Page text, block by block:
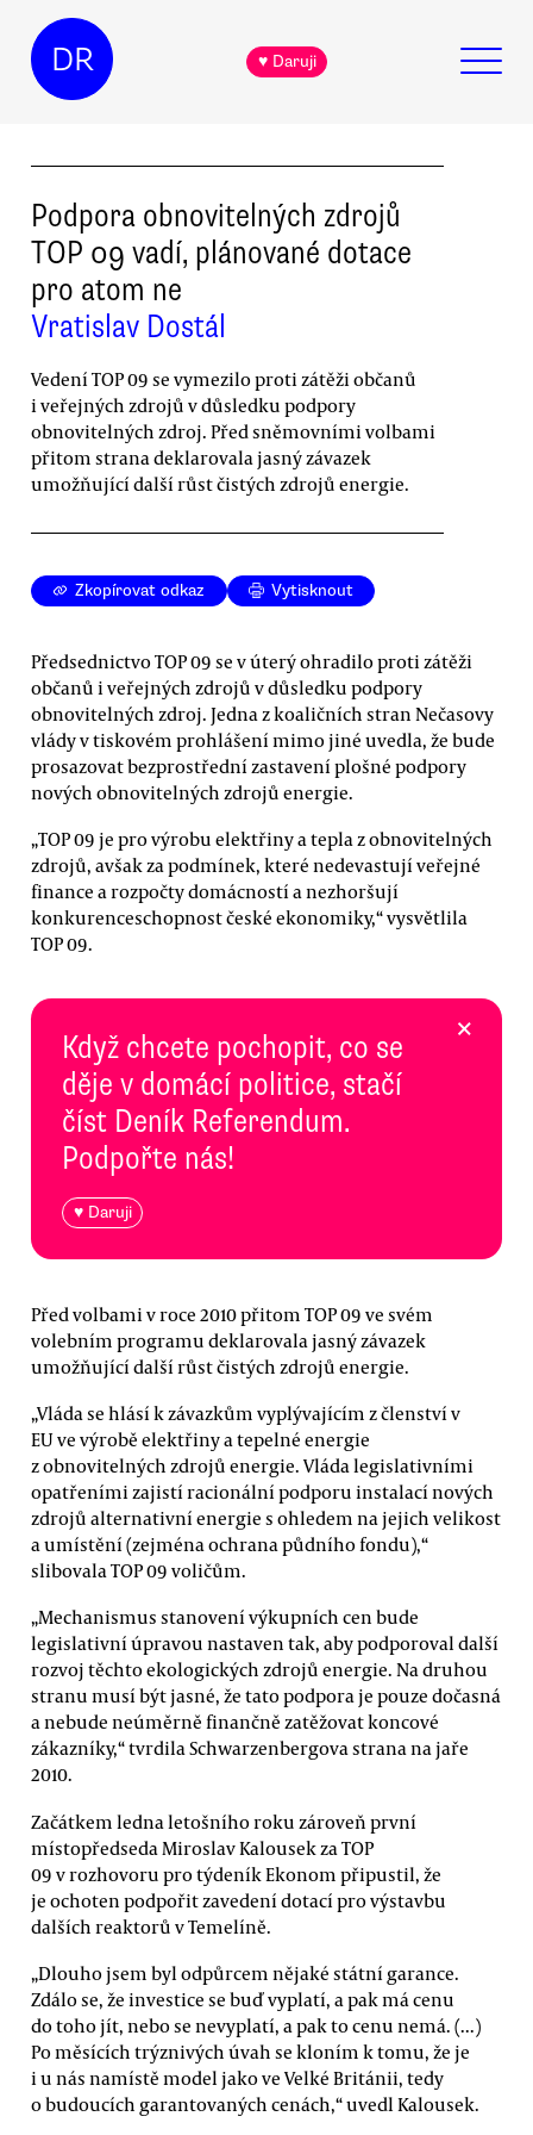
DR ♥ Daruji
Podpora obnovitelných zdrojů
TOP 09 vadí, plánované dotace
pro atom ne
Vratislav Dostál
Vedení TOP 09 se vymezilo proti zátěži občanů
i veřejných zdrojů v důsledku podpory
obnovitelných zdroj. Před sněmovními volbami
přitom strana deklarovala jasný závazek
umožňující další růst čistých zdrojů energie.
Zkopírovat odkaz Vytisknout
Předsednictvo TOP 09 se v úterý ohradilo proti zátěži
občanů i veřejných zdrojů v důsledku podpory
obnovitelných zdroj. Jedna z koaličních stran Nečasovy
vlády v tiskovém prohlášení mimo jiné uvedla, že bude
prosazovat bezprostřední zastavení plošné podpory
nových obnovitelných zdrojů energie.
„TOP 09 je pro výrobu elektřiny a tepla z obnovitelných
zdrojů, avšak za podmínek, které nedevastují veřejné
finance a rozpočty domácností a nezhoršují
konkurenceschopnost české ekonomiky,“ vysvětlila
TOP 09.
Když chcete pochopit, co se
děje v domácí politice, stačí
číst Deník Referendum.
Podpořte nás!
♥ Daruji
×
Před volbami v roce 2010 přitom TOP 09 ve svém
volebním programu deklarovala jasný závazek
umožňující další růst čistých zdrojů energie.
„Vláda se hlásí k závazkům vyplývajícím z členství v
EU ve výrobě elektřiny a tepelné energie
z obnovitelných zdrojů energie. Vláda legislativními
opatřeními zajistí racionální podporu instalací nových
zdrojů alternativní energie s ohledem na jejich velikost
a umístění (zejména ochrana půdního fondu),“
slibovala TOP 09 voličům.
„Mechanismus stanovení výkupních cen bude
legislativní úpravou nastaven tak, aby podporoval další
rozvoj těchto ekologických zdrojů energie. Na druhou
stranu musí být jasné, že tato podpora je pouze dočasná
a nebude neúměrně finančně zatěžovat koncové
zákazníky,“ tvrdila Schwarzenbergova strana na jaře
2010.
Začátkem ledna letošního roku zároveň první
místopředseda Miroslav Kalousek za TOP
09 v rozhovoru pro týdeník Ekonom připustil, že
je ochoten podpořit zavedení dotací pro výstavbu
dalších reaktorů v Temelíně.
„Dlouho jsem byl odpůrcem nějaké státní garance.
Zdálo se, že investice se buď vyplatí, a pak má cenu
do toho jít, nebo se nevyplatí, a pak to cenu nemá. (...)
Po měsících trýznivých úvah se kloním k tomu, že je
i u nás namístě model jako ve Velké Británii, tedy
o budoucích garantovaných cenách,“ uvedl Kalousek.